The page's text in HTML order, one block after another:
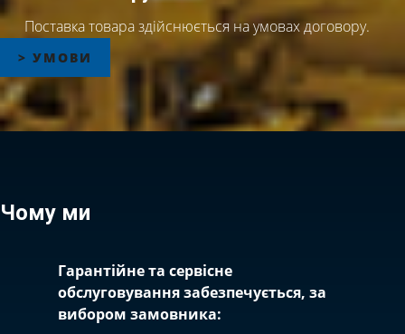
Поставка товара здійснюється на умовах договору.
> УМОВИ
Чому ми
Гарантійне та сервісне
обслуговування забезпечується, за
вибором замовника: